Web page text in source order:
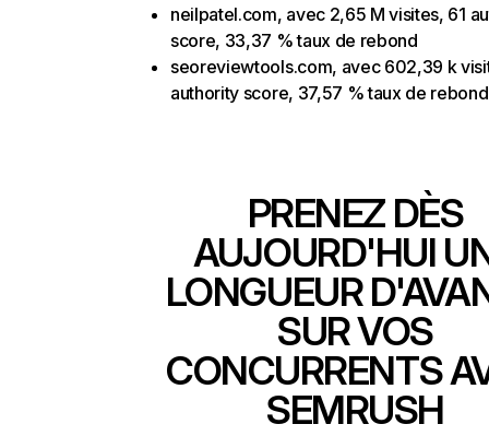
neilpatel.com, avec 2,65 M visites, 61
score, 33,37 % taux de rebond
seoreviewtools.com, avec 602,39 k
authority score, 37,57 % taux de rebond
PRENEZ DÈS
AUJOURD'HUI
LONGUEUR
SUR VOS
CONCURRENTS
SEMRUSH